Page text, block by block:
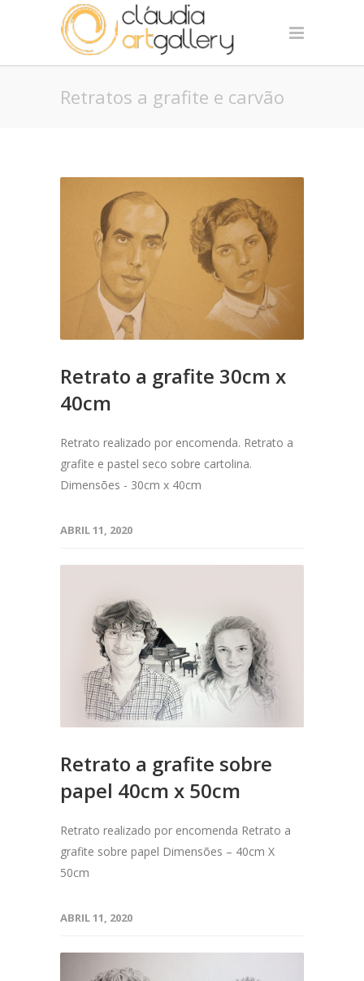
Retratos a grafite e carvão
Retrato a grafite 30cm x
40cm
Retrato realizado por encomenda. Retrato a
grafite e pastel seco sobre cartolina.
Dimensões - 30cm x 40cm
ABRIL 11, 2020
Retrato a grafite sobre
papel 40cm x 50cm
Retrato realizado por encomenda Retrato a
grafite sobre papel Dimensões – 40cm X
50cm
ABRIL 11, 2020